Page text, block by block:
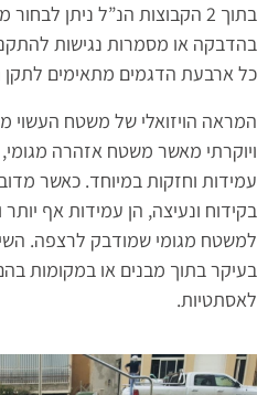
בתוך 2 הקבוצות הנ”ל ניתן
בהדבקה או מסמרות נגישות
כל ארבעת הדגמים מתאימים לתקן
המראה הויזואלי של משטח העשוי
ויוקרתי מאשר משטח אזהרה
עמידות וחזקות במיוחד. כאשר
בקידוח ונעיצה, הן עמידות אף יותר
למשטח מגומי שמודבק לרצפה.
בעיקר בתוך מבנים או במקומות
לאסתטיות.